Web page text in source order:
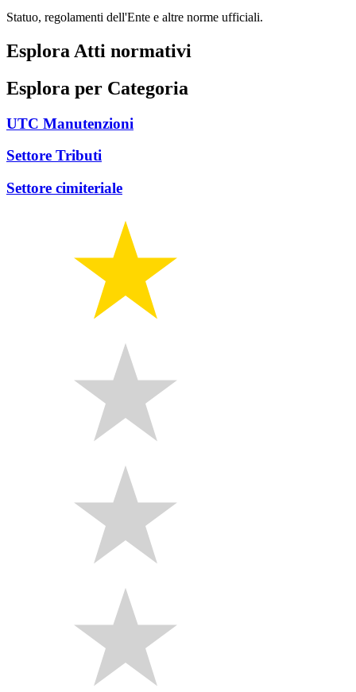
Statuo, regolamenti dell'Ente e altre norme ufficiali.
Esplora Atti normativi
Esplora per Categoria
UTC Manutenzioni
Settore Tributi
Settore cimiteriale